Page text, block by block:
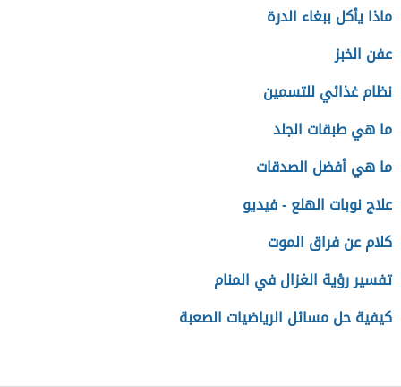
ماذا يأكل ببغاء الدرة
عفن الخبز
نظام غذائي للتسمين
ما هي طبقات الجلد
ما هي أفضل الصدقات
علاج نوبات الهلع - فيديو
كلام عن فراق الموت
تفسير رؤية الغزال في المنام
كيفية حل مسائل الرياضيات الصعبة